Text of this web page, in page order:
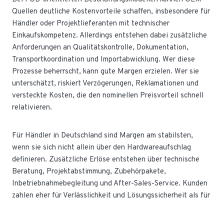
Quellen deutliche Kostenvorteile schaffen, insbesondere für
Händler oder Projektlieferanten mit technischer
Einkaufskompetenz. Allerdings entstehen dabei zusätzliche
Anforderungen an Qualitätskontrolle, Dokumentation,
Transportkoordination und Importabwicklung. Wer diese
Prozesse beherrscht, kann gute Margen erzielen. Wer sie
unterschätzt, riskiert Verzögerungen, Reklamationen und
versteckte Kosten, die den nominellen Preisvorteil schnell
relativieren.
Für Händler in Deutschland sind Margen am stabilsten,
wenn sie sich nicht allein über den Hardwareaufschlag
definieren. Zusätzliche Erlöse entstehen über technische
Beratung, Projektabstimmung, Zubehörpakete,
Inbetriebnahmebegleitung und After-Sales-Service. Kunden
zahlen eher für Verlässlichkeit und Lösungssicherheit als für